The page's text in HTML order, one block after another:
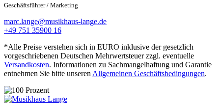
Geschäftsführer / Marketing
marc.lange@musikhaus-lange.de
+49 751 35900 16
*Alle Preise verstehen sich in EURO inklusive der gesetzlich
vorgeschriebenen Deutschen Mehrwertsteuer zzgl. eventuelle
Versandkosten. Informationen zu Sachmangelhaftung und Garantie
entnehmen Sie bitte unseren Allgemeinen Geschäftsbedingungen.